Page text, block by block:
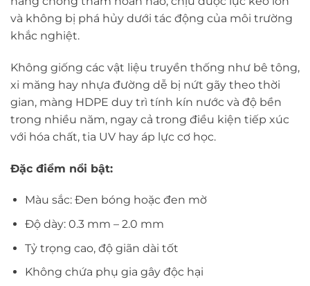
và không bị phá hủy dưới tác động của môi trường
khắc nghiệt.
Không giống các vật liệu truyền thống như bê tông,
xi măng hay nhựa đường dễ bị nứt gãy theo thời
gian, màng HDPE duy trì tính kín nước và độ bền
trong nhiều năm, ngay cả trong điều kiện tiếp xúc
với hóa chất, tia UV hay áp lực cơ học.
Đặc điểm nổi bật:
Màu sắc: Đen bóng hoặc đen mờ
Độ dày: 0.3 mm – 2.0 mm
Tỷ trọng cao, độ giãn dài tốt
Không chứa phụ gia gây độc hại